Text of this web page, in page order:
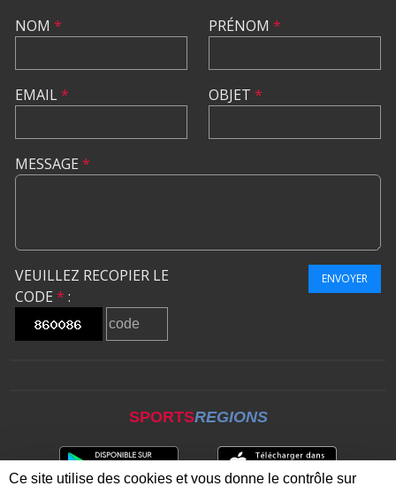
NOM *
EMAIL*
PRÉNOM *
OBJET *
MESSAGE *
VEUILLEZ RECOPIER LE
CODE * :
ENVOYER
SPORTSREGIONS
Ce site utilise des cookies et vous donne le contrôle sur